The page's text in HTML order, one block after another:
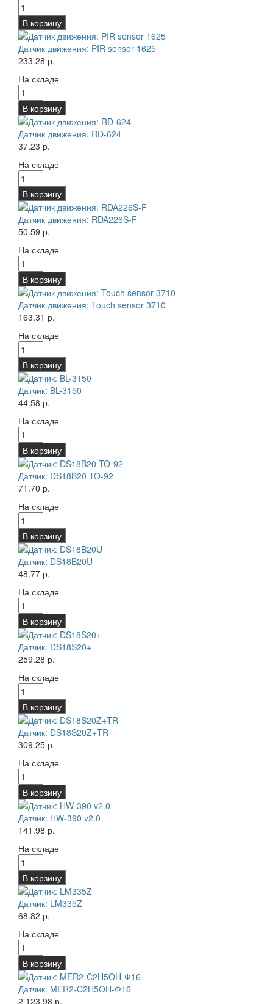
В корзину
Датчик движения: PIR sensor 1625
233.28 р.
На складе
В корзину
Датчик движения: RD-624
37.23 р.
На складе
В корзину
Датчик движения: RDA226S-F
50.59 р.
На складе
В корзину
Датчик движения: Touch sensor 3710
163.31 р.
На складе
В корзину
Датчик: BL-3150
44.58 р.
На складе
В корзину
Датчик: DS18B20 TO-92
71.70 р.
На складе
В корзину
Датчик: DS18B20U
48.77 р.
На складе
В корзину
Датчик: DS18S20+
259.28 р.
На складе
В корзину
Датчик: DS18S20Z+TR
309.25 р.
На складе
В корзину
Датчик: HW-390 v2.0
141.98 р.
На складе
В корзину
Датчик: LM335Z
68.82 р.
На складе
В корзину
Датчик: MER2-C2H5OH-Ф16
2 123.98 р.